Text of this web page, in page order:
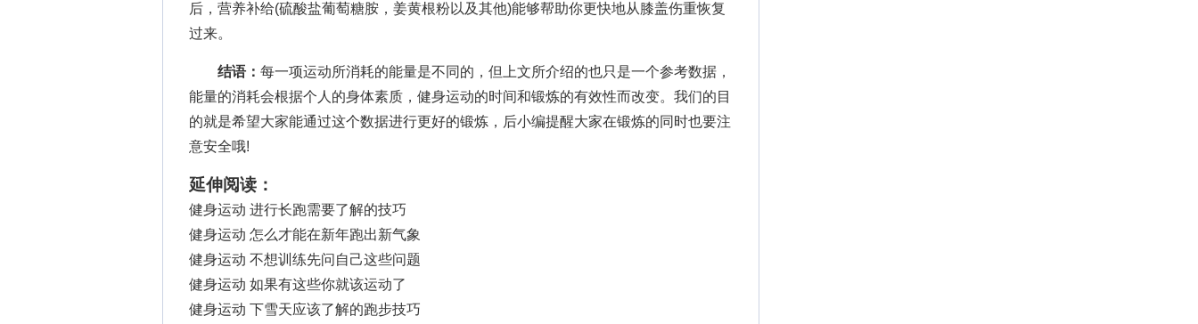
后，营养补给(硫酸盐葡萄糖胺，姜黄根粉以及其他)能够帮助你更快地从膝盖伤重恢复
过来。
结语： 每一项运动所消耗的能量是不同的，但上文所介绍的也只是一个参考数据，
能量的消耗会根据个人的身体素质，健身运动的时间和锻炼的有效性而改变。我们的目
的就是希望大家能通过这个数据进行更好的锻炼，后小编提醒大家在锻炼的同时也要注
意安全哦!
延伸阅读：
健身运动 进行长跑需要了解的技巧
健身运动 怎么才能在新年跑出新气象
健身运动 不想训练先问自己这些问题
健身运动 如果有这些你就该运动了
健身运动 下雪天应该了解的跑步技巧